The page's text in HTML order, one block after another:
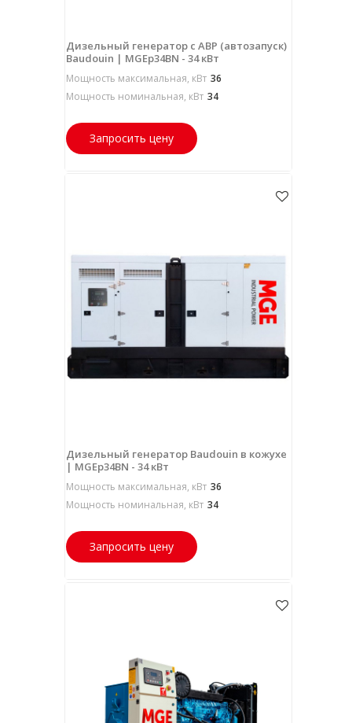
Дизельный генератор с АВР (автозапуск)
Baudouin | MGEp34BN - 34 кВт
Мощность максимальная, кВт 36
Мощность номинальная, кВт 34
Запросить цену
Дизельный генератор Baudouin в кожухе
| MGEp34BN - 34 кВт
Мощность максимальная, кВт 36
Мощность номинальная, кВт 34
Запросить цену